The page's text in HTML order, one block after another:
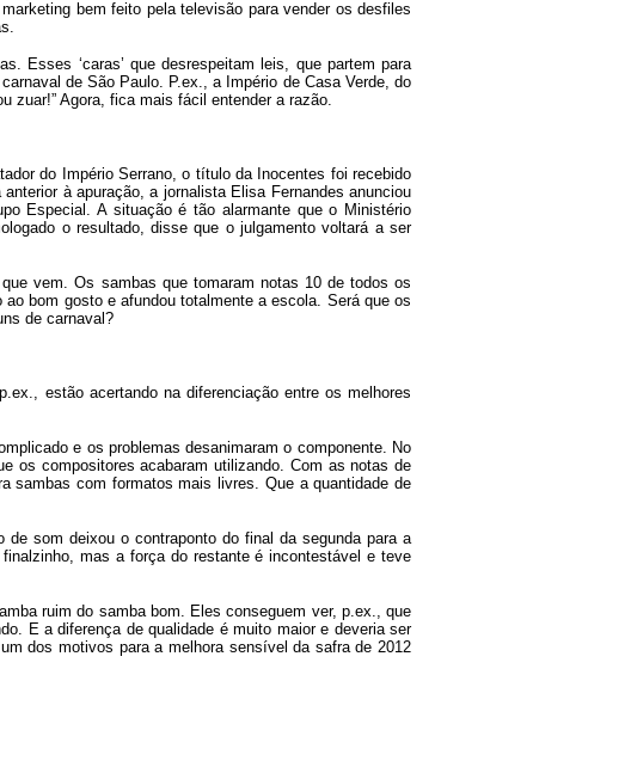
bem feito pela televisão para vender os desfiles
Esses ‘caras’ que desrespeitam leis, que partem para
de São Paulo. P.ex., a Império de Casa Verde, do
zuar!” Agora, fica mais fácil entender a razão.
do Império Serrano, o título da Inocentes foi recebido
à apuração, a jornalista Elisa Fernandes anunciou
Especial. A situação é tão alarmante que o Ministério
o resultado, disse que o julgamento voltará a ser
vem. Os sambas que tomaram notas 10 de todos os
bom gosto e afundou totalmente a escola. Será que os
de carnaval?
estão acertando na diferenciação entre os melhores
e os problemas desanimaram o componente. No
os compositores acabaram utilizando. Com as notas de
sambas com formatos mais livres. Que a quantidade de
som deixou o contraponto do final da segunda para a
mas a força do restante é incontestável e teve
ruim do samba bom. Eles conseguem ver, p.ex., que
E a diferença de qualidade é muito maior e deveria ser
dos motivos para a melhora sensível da safra de 2012